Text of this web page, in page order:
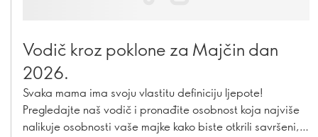
Vodič kroz poklone za Majčin dan
2026.
Svaka mama ima svoju vlastitu definiciju ljepote!
Pregledajte naš vodič i pronađite osobnost koja najviše
nalikuje osobnosti vaše majke kako biste otkrili savršeni,